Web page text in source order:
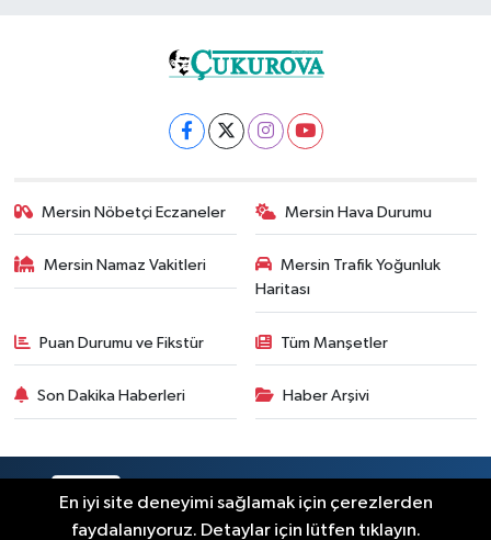
Mersin Nöbetçi Eczaneler Mersin Hava Durumu
Mersin Namaz Vakitleri
Mersin Trafik Yoğunluk
Haritası
Puan Durumu ve Fikstür Tüm Manşetler
Son Dakika Haberleri Haber Arşivi
En iyi site deneyimi sağlamak için çerezlerden
faydalanıyoruz. Detaylar için lütfen tıklayın.